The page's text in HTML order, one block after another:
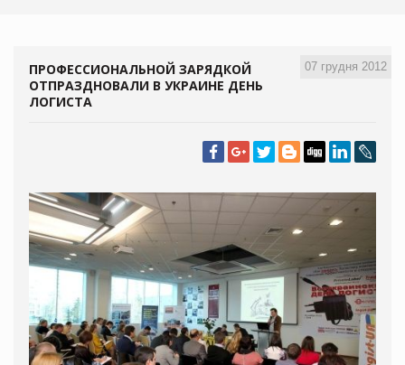
07 грудня 2012
ПРОФЕССИОНАЛЬНОЙ ЗАРЯДКОЙ
ОТПРАЗДНОВАЛИ В УКРАИНЕ ДЕНЬ
ЛОГИСТА